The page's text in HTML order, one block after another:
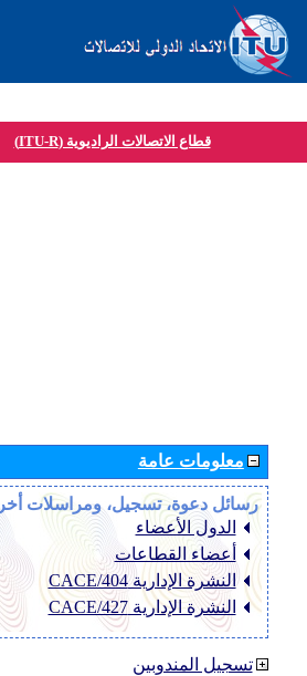
قطاع الاتصالات الراديوية (ITU-R)
معلومات عامة
رسائل دعوة، تسجيل، ومراسلات
الدول الأعضاء
أعضاء القطاعات
النشرة الإدارية CACE/404
النشرة الإدارية CACE/427
تسجيل المندوبين